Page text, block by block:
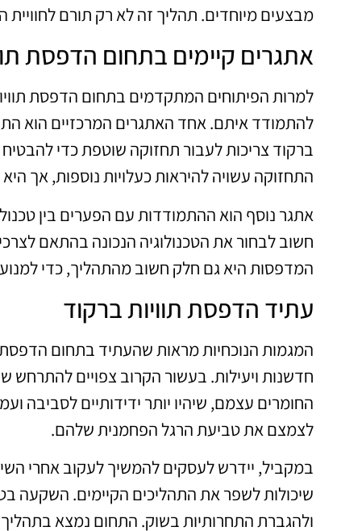
מבצעים מיוחדים. תהליך זה לא רק תורם
אתגרים קיימים בתחום הדפסת
למרות הפיתוחים המתקדמים בתחום הדפסת
להתמודד איתם. אחד האתגרים המרכזיים הוא
ברקוד צריכות לעבור תחזוקה שוטפת כדי
התחזוקה עשויה להיראות כעלויות נוספות, אך
אתגר נוסף הוא ההתמודדות עם הפערים בין
חשוב לבחור את הטכנולוגיה הנכונה בהתאם
המדפסות היא גם חלק חשוב מהתהליך, כדי למנוע
עתיד הדפסת תוויות ברקוד
המגמות הנוכחיות מראות שהעתיד בתחום הדפסת
חדשנות ויעילות. בעשור הקרוב צפויים להתרחש
החומרים עצמם, שיהיו יותר ידידותיים לסביבה
לצמצם את טביעת הרגל הפחמנית שלהם.
במקביל, יידרש לעסקים להמשיך לעקוב אחרי
שיכולות לשפר את התהליכים הקיימים. השקעה
ולהגברת התחרותיות בשוק. התחום נמצא בתהליך